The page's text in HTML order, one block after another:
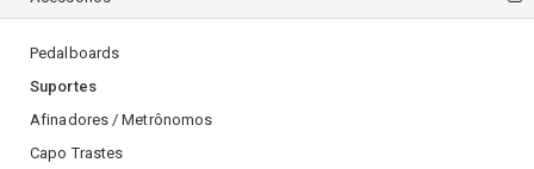
Pedalboards
Suportes
Afinadores / Metrônomos
Capo Trastes